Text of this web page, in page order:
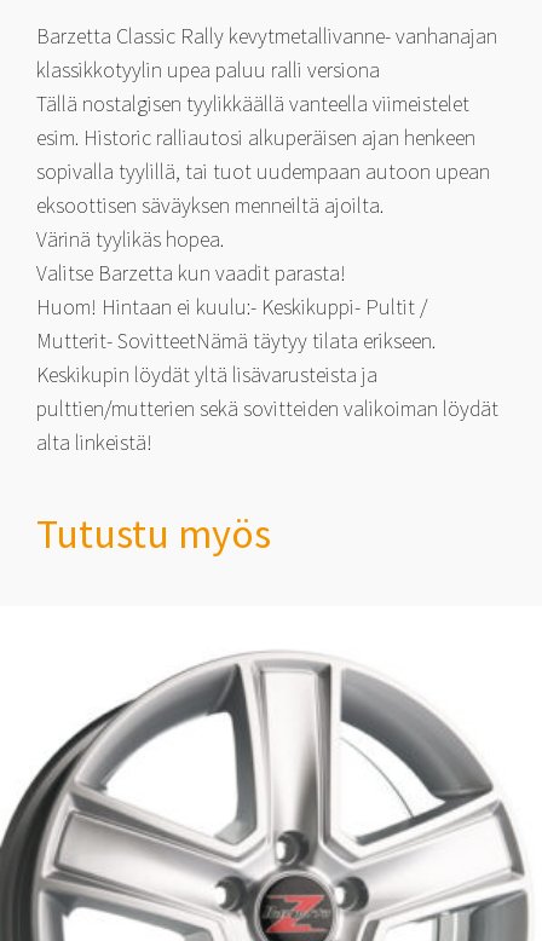
Barzetta Classic Rally kevytmetallivanne- vanhanajan
klassikkotyylin upea paluu ralli versiona
Tällä nostalgisen tyylikkäällä vanteella viimeistelet
esim. Historic ralliautosi alkuperäisen ajan henkeen
sopivalla tyylillä, tai tuot uudempaan autoon upean
eksoottisen säväyksen menneiltä ajoilta.
Värinä tyylikäs hopea.
Valitse Barzetta kun vaadit parasta!
Huom! Hintaan ei kuulu:- Keskikuppi- Pultit /
Mutterit- SovitteetNämä täytyy tilata erikseen.
Keskikupin löydät yltä lisävarusteista ja
pulttien/mutterien sekä sovitteiden valikoiman löydät
alta linkeistä!
Tutustu myös